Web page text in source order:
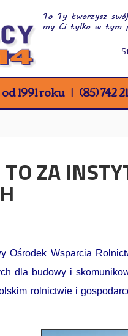
1991 roku (85) 742
ZA
Ośrodek Wsparcia
dla budowy i
rolnictwie i